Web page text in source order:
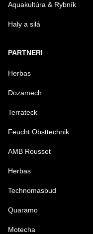
Aquakultúra & Rybník
Haly a silá
PARTNERI
Herbas
Dozamech
Terrateck
Feucht Obsttechnik
AMB Rousset
Herbas
Technomasbud
Quaramo
Motecha